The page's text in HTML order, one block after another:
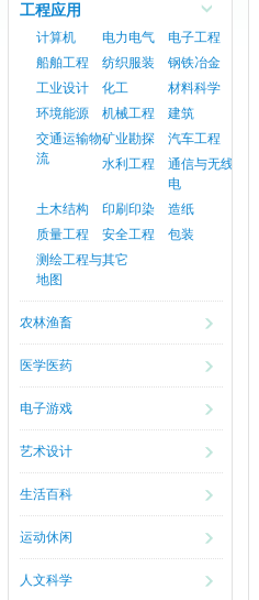
工程应用
计算机 电力电气
电子工程
船舶工程
纺织服装
钢铁冶金
工业设计
化工
材料科学
环境能源
机械工程
建筑
交通运输物
流
矿业勘探
汽车工程
水利工程
通信与无线
电
土木结构
印刷印染
造纸
质量工程
安全工程
包装
测绘工程与
地图
其它
农林渔畜
医学医药
电子游戏
艺术设计
生活百科
运动休闲
人文科学